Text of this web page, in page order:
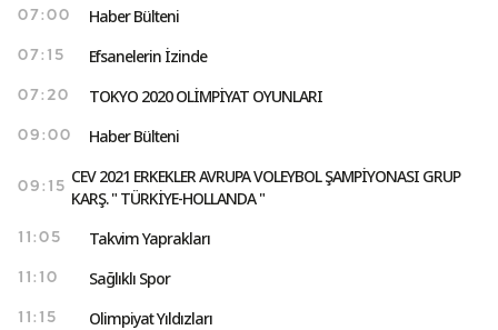
07:00 Haber Bülteni
07:15 Efsanelerin İzinde
07:20 TOKYO 2020 OLİMPİYAT OYUNLARI
09:00 Haber Bülteni
09:15
CEV 2021 ERKEKLER AVRUPA VOLEYBOL ŞAMPİYONASI GRUP
KARŞ. " TÜRKİYE-HOLLANDA "
11:05 Takvim Yaprakları
11:10 Sağlıklı Spor
11:15 Olimpiyat Yıldızları